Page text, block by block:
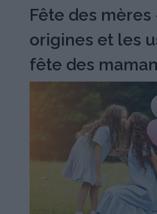
Fête des mères
origines et les
fête des